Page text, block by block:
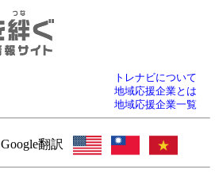
トレナビについて
地域応援企業とは
地域応援企業一覧
Google翻訳